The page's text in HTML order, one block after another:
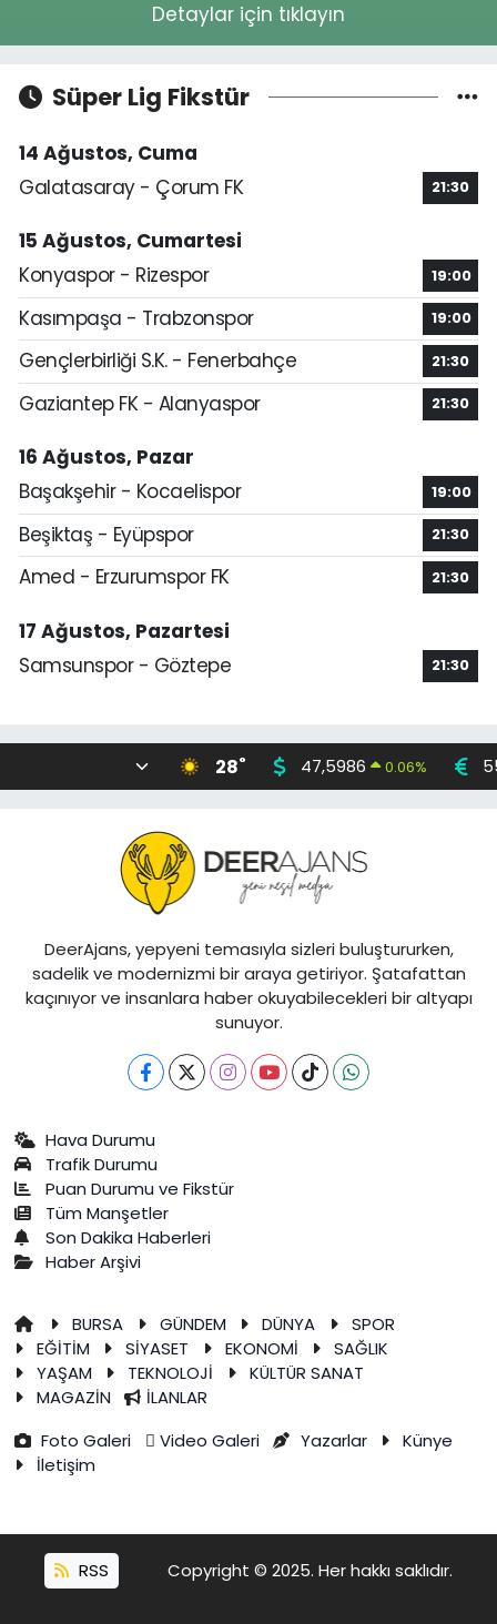
Detaylar için tıklayın
Süper Lig Fikstür
14 Ağustos, Cuma
Galatasaray - Çorum FK
21:30
15 Ağustos, Cumartesi
Konyaspor - Rizespor
19:00
Kasımpaşa - Trabzonspor 19:00
Gençlerbirliği S.K. - Fenerbahçe 21:30
Gaziantep FK - Alanyaspor 21:30
16 Ağustos, Pazar
Başakşehir - Kocaelispor
19:00
Beşiktaş - Eyüpspor 21:30
Amed - Erzurumspor FK 21:30
17 Ağustos, Pazartesi
Samsunspor - Göztepe
21:30
28° 47,5986 0.06%
DeerAjans, yepyeni temasıyla sizleri buluştururken,
sadelik ve modernizmi bir araya getiriyor. Şatafattan
kaçınıyor ve insanlara haber okuyabilecekleri bir altyapı
sunuyor.
Hava Durumu
Trafik Durumu
Puan Durumu ve Fikstür
Tüm Manşetler
Son Dakika Haberleri
Haber Arşivi
BURSA GÜNDEM DÜNYA
SPOR
EĞİTİM
SİYASET EKONOMİ
SAĞLIK
YAŞAM
TEKNOLOJİ
KÜLTÜR SANAT
MAGAZİN
İLANLAR
Foto Galeri
Video Galeri Yazarlar
Künye
İletişim
RSS Copyright © 2025. Her hakkı saklıdır.